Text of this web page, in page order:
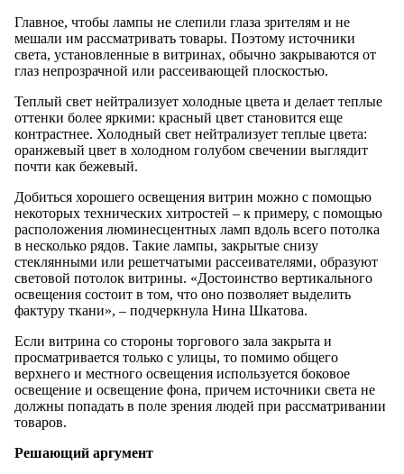
Главное, чтобы лампы не слепили глаза зрителям и не
мешали им рассматривать товары. Поэтому источники
света, установленные в витринах, обычно закрываются от
глаз непрозрачной или рассеивающей плоскостью.
Теплый свет нейтрализует холодные цвета и делает теплые
оттенки более яркими: красный цвет становится еще
контрастнее. Холодный свет нейтрализует теплые цвета:
оранжевый цвет в холодном голубом свечении выглядит
почти как бежевый.
Добиться хорошего освещения витрин можно с помощью
некоторых технических хитростей – к примеру, с помощью
расположения люминесцентных ламп вдоль всего потолка
в несколько рядов. Такие лампы, закрытые снизу
стеклянными или решетчатыми рассеивателями, образуют
световой потолок витрины. «Достоинство вертикального
освещения состоит в том, что оно позволяет выделить
фактуру ткани», – подчеркнула Нина Шкатова.
Если витрина со стороны торгового зала закрыта и
просматривается только с улицы, то помимо общего
верхнего и местного освещения используется боковое
освещение и освещение фона, причем источники света не
должны попадать в поле зрения людей при рассматривании
товаров.
Решающий аргумент